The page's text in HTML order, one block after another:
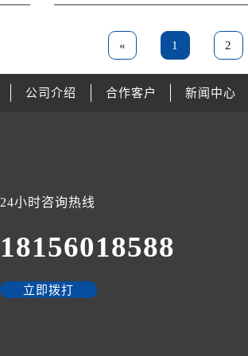
« 1 2
公司介绍 合作客户 新闻中心
24小时咨询热线
18156018588
立即拨打